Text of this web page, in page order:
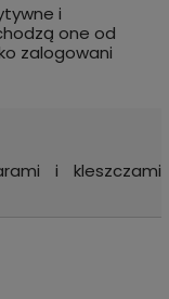
i
one od
zalogowani
i kleszczami